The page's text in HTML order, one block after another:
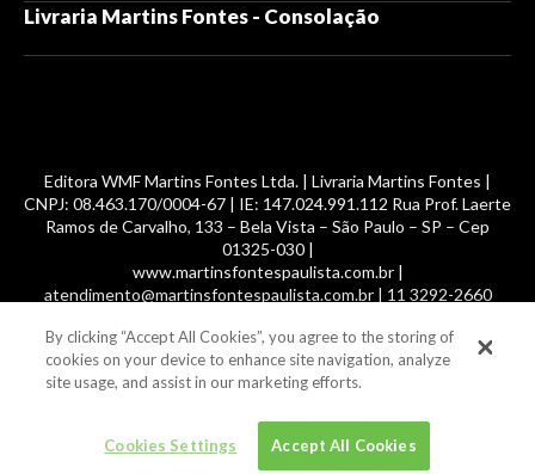
Livraria Martins Fontes - Consolação
Editora WMF Martins Fontes Ltda. | Livraria Martins Fontes |
CNPJ: 08.463.170/0004-67 | IE: 147.024.991.112 Rua Prof. Laerte
Ramos de Carvalho, 133 – Bela Vista – São Paulo – SP – Cep
01325-030 |
www.martinsfontespaulista.com.br |
atendimento@martinsfontespaulista.com.br | 11 3292-2660
© 2014 -2026, MartinsFontes livros nacionais e importados,
com mais de 700 mil títulos. Todos os direitos reservados.
By clicking “Accept All Cookies”, you agree to the storing of
cookies on your device to enhance site navigation, analyze
site usage, and assist in our marketing efforts.
Cookies Settings Accept All Cookies